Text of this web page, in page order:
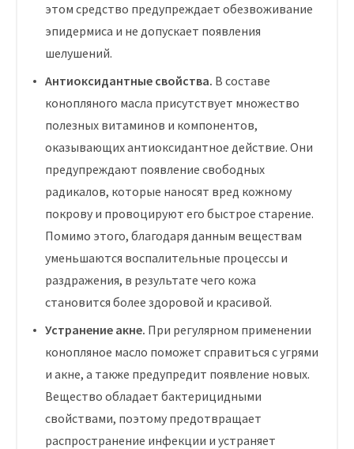
этом средство предупреждает обезвоживание
эпидермиса и не допускает появления
шелушений.
Антиоксидантные свойства. В составе
конопляного масла присутствует множество
полезных витаминов и компонентов,
оказывающих антиоксидантное действие. Они
предупреждают появление свободных
радикалов, которые наносят вред кожному
покрову и провоцируют его быстрое старение.
Помимо этого, благодаря данным веществам
уменьшаются воспалительные процессы и
раздражения, в результате чего кожа
становится более здоровой и красивой.
Устранение акне. При регулярном применении
конопляное масло поможет справиться с угрями
и акне, а также предупредит появление новых.
Вещество обладает бактерицидными
свойствами, поэтому предотвращает
распространение инфекции и устраняет